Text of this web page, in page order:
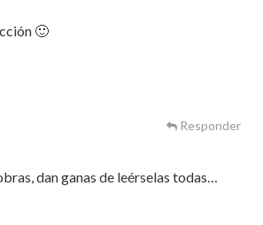
🙂
dan ganas de leérselas todas…
Responder